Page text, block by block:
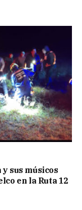
sus músicos
en la Ruta 12